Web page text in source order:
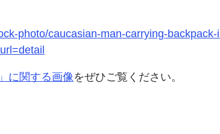
photo/caucasian-man-carrying-backpack-
に関する画像をぜひご覧ください。